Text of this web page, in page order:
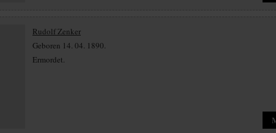
Rudolf Zenker
Geboren 14. 04. 1890.
Ermordet.